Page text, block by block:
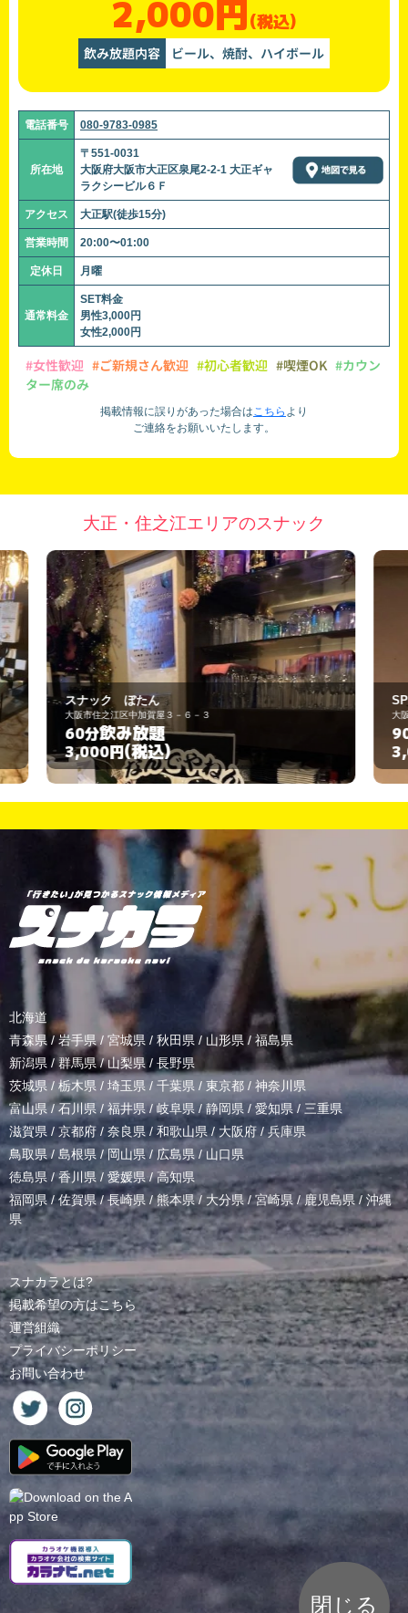
2,000円(税込)
飲み放題内容 ビール、焼酎、ハイボール
電話番号 080-9783-0985
所在地
〒551-0031
大阪府大阪市大正区泉尾2-2-1 大正ギャ
ラクシービル６Ｆ
アクセス 大正駅(徒歩15分)
営業時間 20:00〜01:00
定休日 月曜
通常料金
SET料金
男性3,000円
女性2,000円
#女性歓迎 #ご新規さん歓迎 #初心者歓迎 #喫煙OK #カウン
ター席のみ
掲載情報に誤りがあった場合はこちら より
ご連絡をお願いいたします。
大正・住之江エリアのスナック
SPIN
大阪市住之江区中加賀屋３－６－３
90分飲み放題
3,000円(税込)
北海道
青森県 / 岩手県/ 宮城県 / 秋田県 / 山形県/ 福島県
新潟県 /群馬県/山梨県 / 長野県
茨城県 / 栃木県 / 埼玉県 / 千葉県 / 東京都 / 神奈川県
富山県 /石川県/福井県/岐阜県 / 静岡県 / 愛知県 / 三重県
滋賀県 / 京都府 / 奈良県 / 和歌山県/ 大阪府 /兵庫県
鳥取県/ 島根県 /岡山県/ 広島県 / 山口県
徳島県 /香川県 / 愛媛県/高知県
福岡県/佐賀県/長崎県 /熊本県/ 大分県/宮崎県 /鹿児島県 / 沖縄
県
スナカラとは?
掲載希望の方はこちら
運営組織
プライバシーポリシー
お問い合わせ
閉じる